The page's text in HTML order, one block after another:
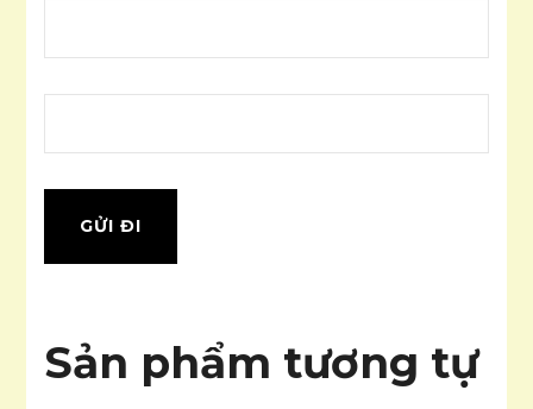
Sản phẩm tương tự